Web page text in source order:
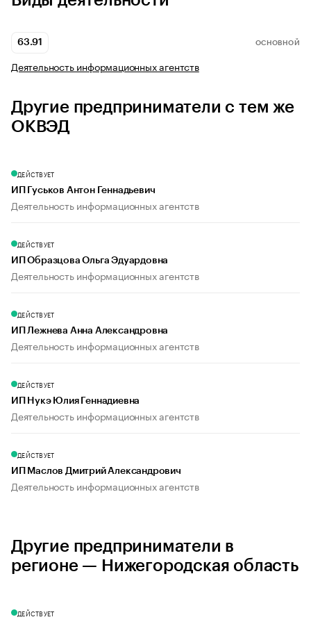
63.91 ОСНОВНОЙ
Деятельность информационных агентств
Другие предприниматели с тем же
ОКВЭД
ДЕЙСТВУЕТ
ИП Гуськов Антон Геннадьевич
Деятельность информационных агентств
ДЕЙСТВУЕТ
ИП Образцова Ольга Эдуардовна
Деятельность информационных агентств
ДЕЙСТВУЕТ
ИП Лежнева Анна Александровна
Деятельность информационных агентств
ДЕЙСТВУЕТ
ИП Нукэ Юлия Геннадиевна
Деятельность информационных агентств
ДЕЙСТВУЕТ
ИП Маслов Дмитрий Александрович
Деятельность информационных агентств
Другие предприниматели в
регионе — Нижегородская область
ДЕЙСТВУЕТ